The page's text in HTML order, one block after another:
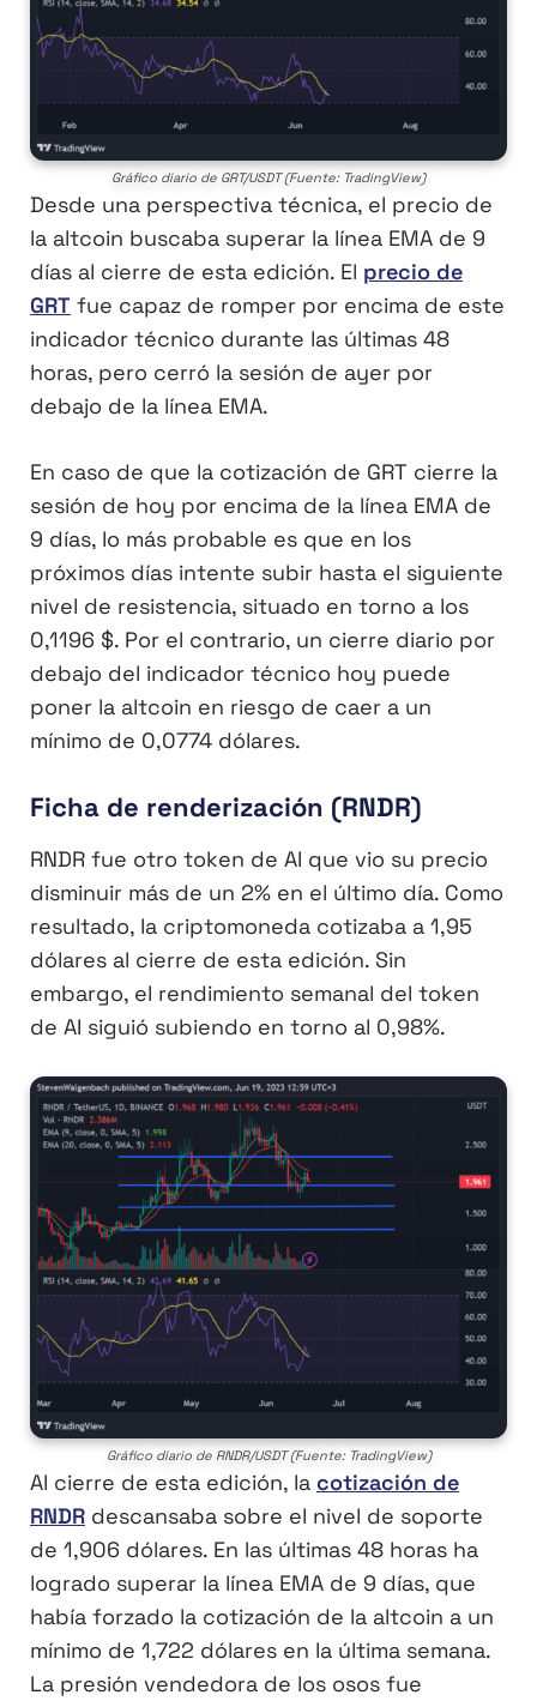
Gráfico diario de GRT/USDT (Fuente: TradingView)
Desde una perspectiva técnica, el precio de
la altcoin buscaba superar la línea EMA de 9
días al cierre de esta edición. El precio de
GRT fue capaz de romper por encima de este
indicador técnico durante las últimas 48
horas, pero cerró la sesión de ayer por
debajo de la línea EMA.
En caso de que la cotización de GRT cierre la
sesión de hoy por encima de la línea EMA de
9 días, lo más probable es que en los
próximos días intente subir hasta el siguiente
nivel de resistencia, situado en torno a los
0,1196 $. Por el contrario, un cierre diario por
debajo del indicador técnico hoy puede
poner la altcoin en riesgo de caer a un
mínimo de 0,0774 dólares.
Ficha de renderización (RNDR)
RNDR fue otro token de AI que vio su precio
disminuir más de un 2% en el último día. Como
resultado, la criptomoneda cotizaba a 1,95
dólares al cierre de esta edición. Sin
embargo, el rendimiento semanal del token
de AI siguió subiendo en torno al 0,98%.
Gráfico diario de RNDR/USDT (Fuente: TradingView)
Al cierre de esta edición, la cotización de
RNDR descansaba sobre el nivel de soporte
de 1,906 dólares. En las últimas 48 horas ha
logrado superar la línea EMA de 9 días, que
había forzado la cotización de la altcoin a un
mínimo de 1,722 dólares en la última semana.
La presión vendedora de los osos fue